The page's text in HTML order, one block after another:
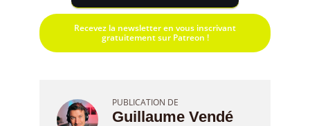
Recevez la newsletter en vous inscrivant
gratuitement sur Patreon !
PUBLICATION DE
Guillaume Vendé